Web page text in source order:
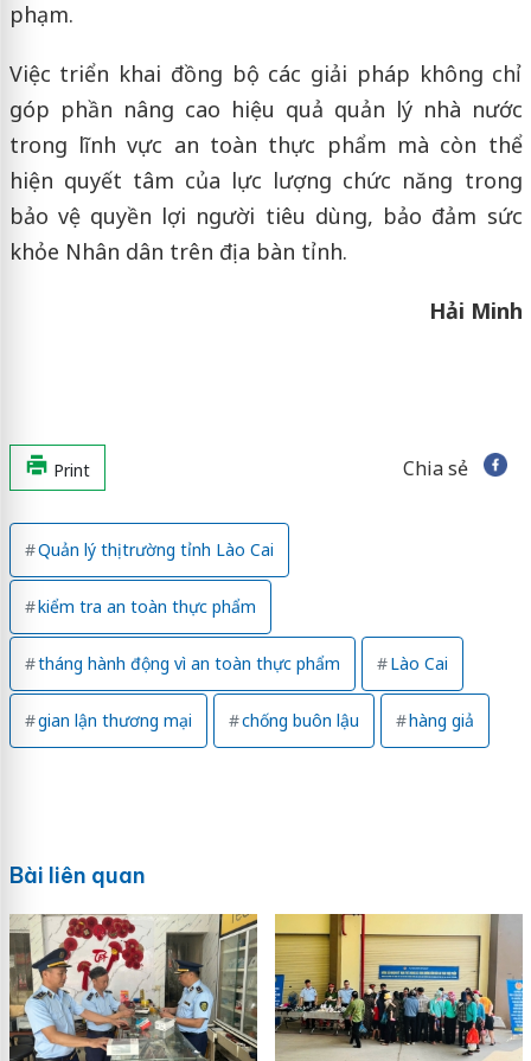
phạm.
Việc triển khai đồng bộ các giải pháp không chỉ
góp phần nâng cao hiệu quả quản lý nhà nước
trong lĩnh vực an toàn thực phẩm mà còn thể
hiện quyết tâm của lực lượng chức năng trong
bảo vệ quyền lợi người tiêu dùng, bảo đảm sức
khỏe Nhân dân trên địa bàn tỉnh.
Hải Minh
Print Chia sẻ
Quản lý thị trường tỉnh Lào Cai
kiểm tra an toàn thực phẩm
tháng hành động vì an toàn thực phẩm Lào Cai
gian lận thương mại chống buôn lậu hàng giả
Bài liên quan